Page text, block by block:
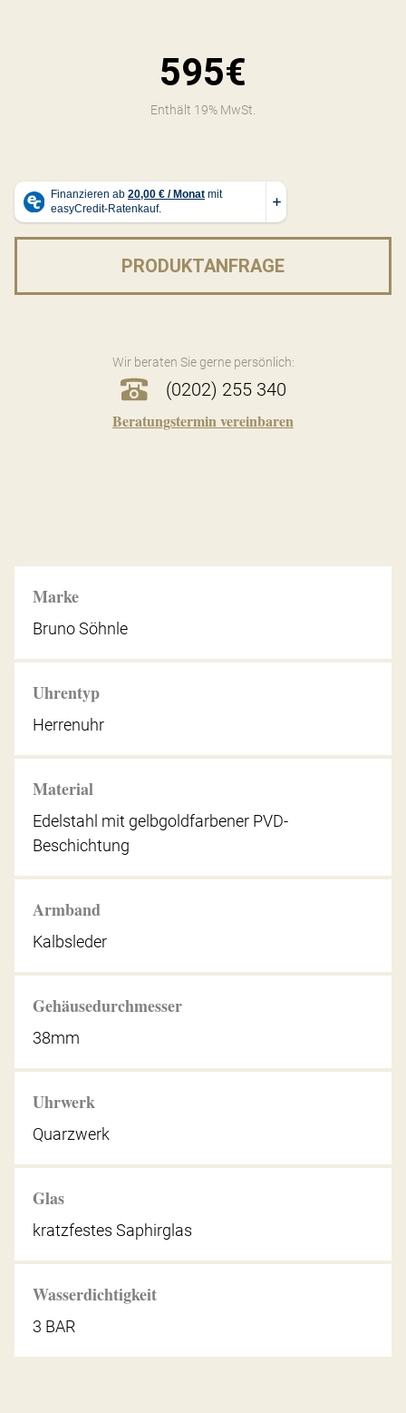
595€
Enthält 19% MwSt.
PRODUKTANFRAGE
Wir beraten Sie gerne persönlich:
(0202) 255 340
Beratungstermin vereinbaren
Marke
Bruno Söhnle
Uhrentyp
Herrenuhr
Material
Edelstahl mit gelbgoldfarbener PVD-
Beschichtung
Armband
Kalbsleder
Gehäusedurchmesser
38mm
Uhrwerk
Quarzwerk
Glas
kratzfestes Saphirglas
Wasserdichtigkeit
3 BAR